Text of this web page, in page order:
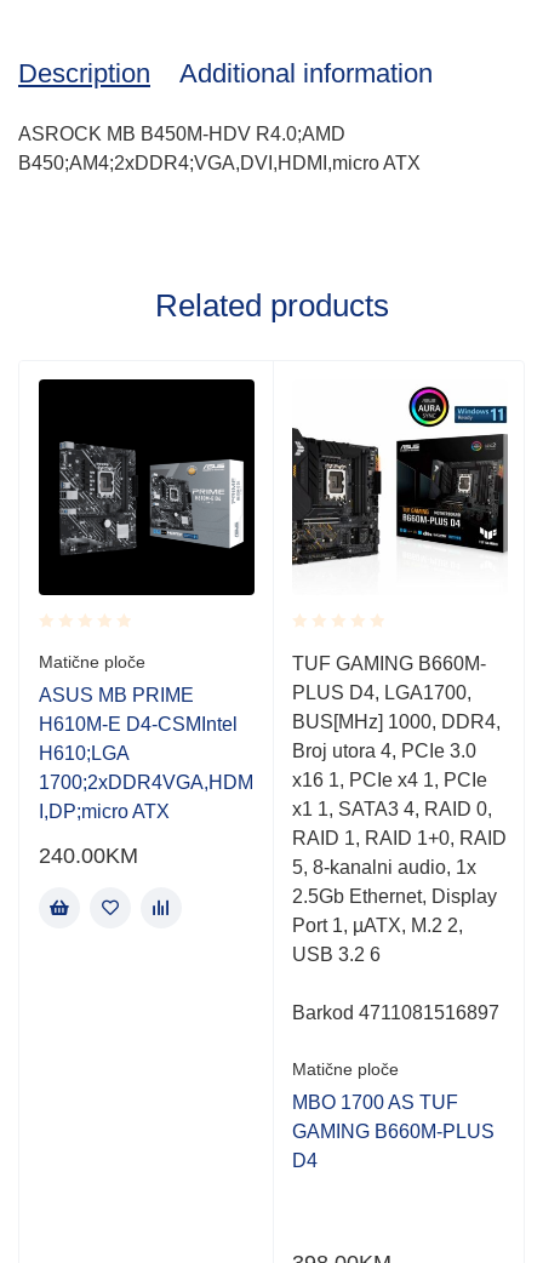
Description Additional information
ASROCK MB B450M-HDV R4.0;AMD
B450;AM4;2xDDR4;VGA,DVI,HDMI,micro ATX
Related products
Rated
0.001
out
of
5
Matične ploče
ASUS MB PRIME
H610M-E D4-CSMIntel
H610;LGA
1700;2xDDR4VGA,HDM
I,DP;micro ATX
240.00KM
Rated
0.001
out
of
5
TUF GAMING B660M-
PLUS D4, LGA1700,
BUS[MHz] 1000, DDR4,
Broj utora 4, PCIe 3.0
x16 1, PCIe x4 1, PCIe
x1 1, SATA3 4, RAID 0,
RAID 1, RAID 1+0, RAID
5, 8-kanalni audio, 1x
2.5Gb Ethernet, Display
Port 1, µATX, M.2 2,
USB 3.2 6
Barkod 4711081516897
Matične ploče
MBO 1700 AS TUF
GAMING B660M-PLUS
D4